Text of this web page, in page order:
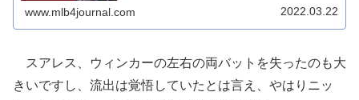
www.mlb4journal.com 2022.03.22
スアレス、ウィンカーの左右の両バットを失ったのも大
きいですし、流出は覚悟していたとは言え、やはりニッ